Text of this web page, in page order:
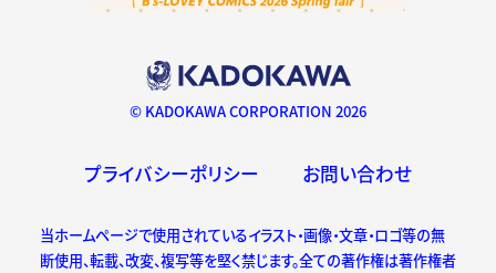
© KADOKAWA CORPORATION 2026
プライバシーポリシー お問い合わせ
当ホームページで使用されているイラスト・画像・文章・ロゴ等の無
断使用、転載、改変、複写等を堅く禁じます。全ての著作権は著作権者